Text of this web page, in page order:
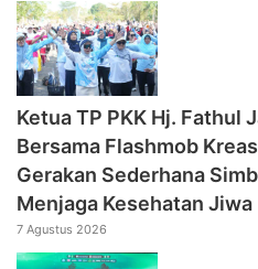
‎Ketua TP PKK Hj. Fathul
Bersama Flashmob
Gerakan Sederhana
Menjaga Kesehatan Jiwa
7 Agustus 2026